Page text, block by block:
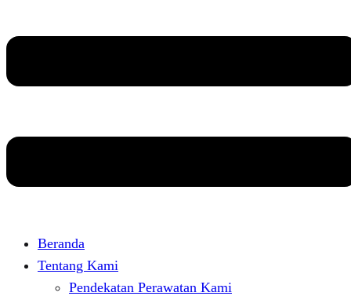
Beranda
Tentang Kami
Pendekatan Perawatan Kami